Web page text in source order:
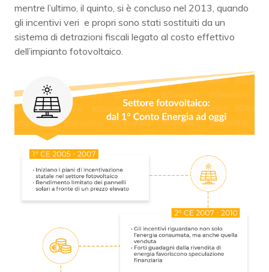
mentre l’ultimo, il quinto, si è concluso nel 2013, quando
gli incentivi veri e propri sono stati sostituiti da un
sistema di detrazioni fiscali legato al costo effettivo
dell’impianto fotovoltaico.